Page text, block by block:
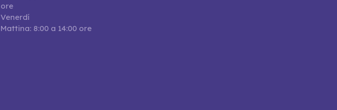
ore
Venerdí
Mattina: 8:00 a 14:00 ore